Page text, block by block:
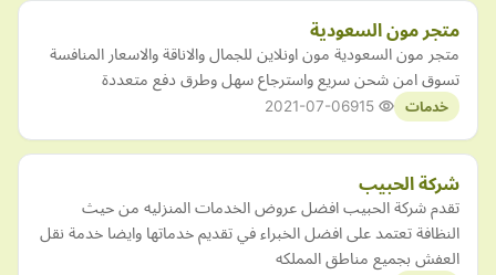
متجر مون السعودية
متجر مون السعودية مون اونلاين للجمال والاناقة والاسعار المنافسة
تسوق امن شحن سريع واسترجاع سهل وطرق دفع متعددة
خدمات 2021-07-06
شركة الحبيب
تقدم شركة الحبيب افضل عروض الخدمات المنزليه من حيث
النظافة تعتمد على افضل الخبراء في تقديم خدماتها وايضا خدمة نقل
العفش بجميع مناطق المملكه